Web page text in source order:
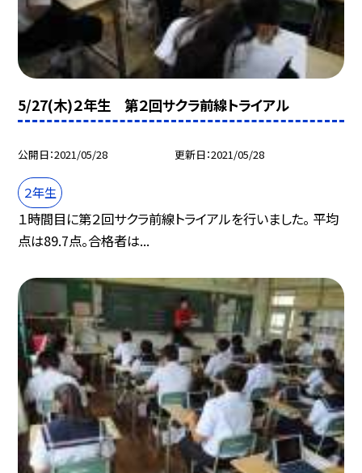
5/27(木)２年生 第２回サクラ前線トライアル
公開日 2021/05/28 更新日 2021/05/28
２年生
１時間目に第２回サクラ前線トライアルを行いました。 平均
点は89.7点。合格者は...